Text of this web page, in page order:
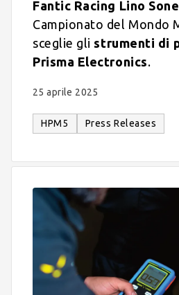
Fantic Racing Lino
Campionato del Mondo
sceglie gli strumenti di
Prisma Electronics.
25 aprile 2025
HPM5 Press Releases